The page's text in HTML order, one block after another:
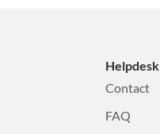
Helpdesk
Contact
FAQ